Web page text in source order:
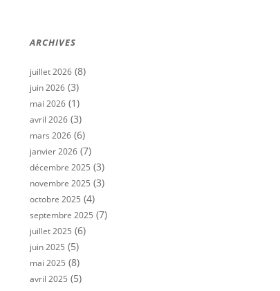
ARCHIVES
juillet 2026 (8)
juin 2026 (3)
mai 2026 (1)
avril 2026 (3)
mars 2026 (6)
janvier 2026 (7)
décembre 2025 (3)
novembre 2025 (3)
octobre 2025 (4)
septembre 2025 (7)
juillet 2025 (6)
juin 2025 (5)
mai 2025 (8)
avril 2025 (5)